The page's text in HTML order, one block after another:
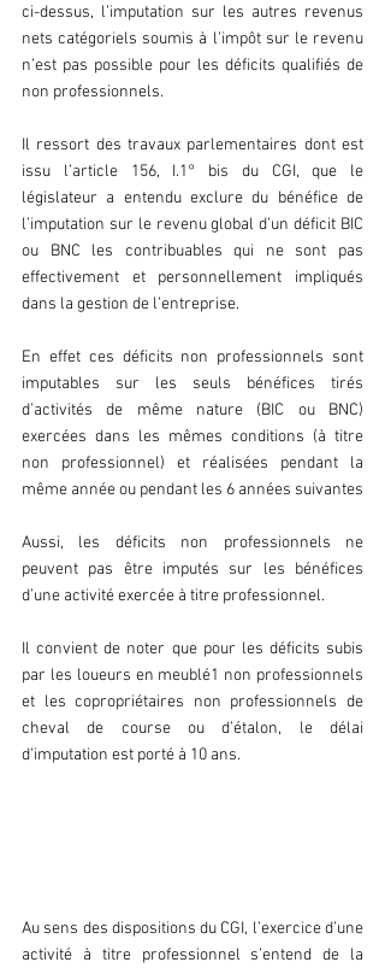
ci-dessus, l’imputation sur les autres revenus
nets catégoriels soumis à l’impôt sur le revenu
n’est pas possible pour les déficits qualifiés de
non professionnels.
Il ressort des travaux parlementaires dont est
issu l’article 156, I.1° bis du CGI, que le
législateur a entendu exclure du bénéfice de
l’imputation sur le revenu global d’un déficit BIC
ou BNC les contribuables qui ne sont pas
effectivement et personnellement impliqués
dans la gestion de l’entreprise.
En effet ces déficits non professionnels sont
imputables sur les seuls bénéfices tirés
d’activités de même nature (BIC ou BNC)
exercées dans les mêmes conditions (à titre
non professionnel) et réalisées pendant la
même année ou pendant les 6 années suivantes
Aussi, les déficits non professionnels ne
peuvent pas être imputés sur les bénéfices
d’une activité exercée à titre professionnel.
Il convient de noter que pour les déficits subis
par les loueurs en meublé1 non professionnels
et les copropriétaires non professionnels de
cheval de course ou d’étalon, le délai
d’imputation est porté à 10 ans.
Au sens des dispositions du CGI, l’exercice d’une
activité à titre professionnel s’entend de la